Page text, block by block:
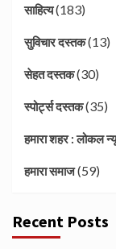
साहित्य(183)
सुविचार दस्तक(13)
सेहत दस्तक(30)
स्पोर्ट्स दस्तक(35)
हमारा शहर : लोकल
हमारा समाज(59)
Recent Posts